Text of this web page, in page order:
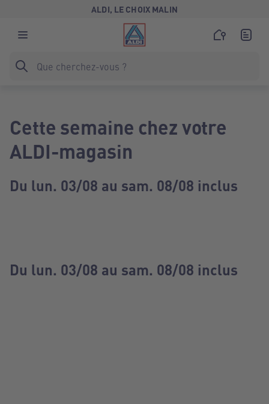
ALDI, LE CHOIX MALIN
Cette semaine chez votre
ALDI-magasin
Du lun. 03/08 au sam. 08/08 inclus
Du lun. 03/08 au sam. 08/08 inclus